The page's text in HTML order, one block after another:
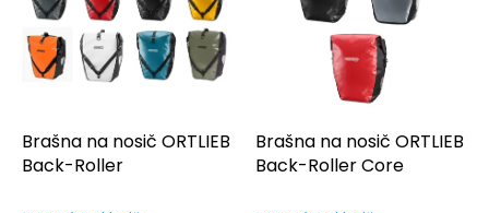
dBrašna na nosič ORTLIEB
Back-Roller
Brašna na nosič ORTLIEB
Back-Roller Core